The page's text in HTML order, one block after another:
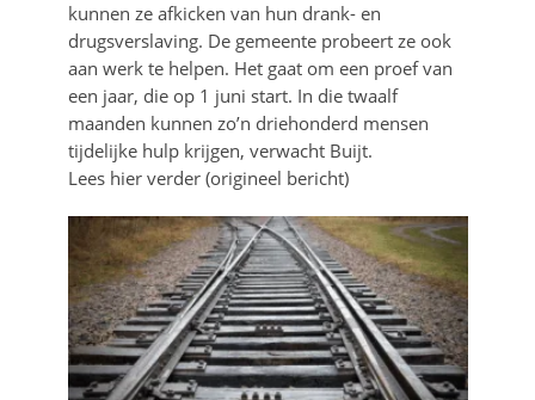
kunnen ze afkicken van hun drank- en
drugsverslaving. De gemeente probeert ze ook
aan werk te helpen. Het gaat om een proef van
een jaar, die op 1 juni start. In die twaalf
maanden kunnen zo’n driehonderd mensen
tijdelijke hulp krijgen, verwacht Buijt.
Lees hier verder (origineel bericht)